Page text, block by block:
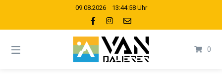
09.08.2026 13:44:58 Uhr
0